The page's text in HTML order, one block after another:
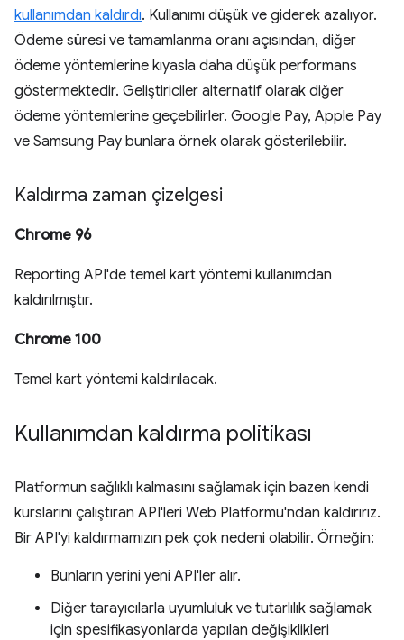
kullanımdan kaldırdı. Kullanımı düşük ve giderek azalıyor.
Ödeme süresi ve tamamlanma oranı açısından, diğer
ödeme yöntemlerine kıyasla daha düşük performans
göstermektedir. Geliştiriciler alternatif olarak diğer
ödeme yöntemlerine geçebilirler. Google Pay, Apple Pay
ve Samsung Pay bunlara örnek olarak gösterilebilir.
Kaldırma zaman çizelgesi
Chrome 96
Reporting API'de temel kart yöntemi kullanımdan
kaldırılmıştır.
Chrome 100
Temel kart yöntemi kaldırılacak.
Kullanımdan kaldırma politikası
Platformun sağlıklı kalmasını sağlamak için bazen kendi
kurslarını çalıştıran API'leri Web Platformu'ndan kaldırırız.
Bir API'yi kaldırmamızın pek çok nedeni olabilir. Örneğin:
Bunların yerini yeni API'ler alır.
Diğer tarayıcılarla uyumluluk ve tutarlılık sağlamak
için spesifikasyonlarda yapılan değişiklikleri